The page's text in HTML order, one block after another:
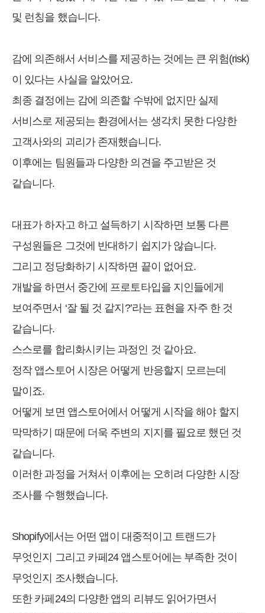
및 런칭을 했습니다.
감에 의존해서 서비스를 제공하는 것에는 큰 위험(risk)
이 있다는 사실을 알았어요.
최종 결정에는 감에 의존할 수밖에 없지만 실제
서비스로 제공되는 환경에서는 생각치 못한 다양한
고객사와의 괴리가 존재했습니다.
이후에는 팀원들과 다양한 의견을 주고받은 것
같습니다.
대표가 하자고 하고 설득하기 시작하면 보통 다른
구성원들은 그것에 반대하기 쉽지가 않습니다.
그리고 정당화하기 시작하면 끝이 없어요.
개발을 하면서 중간에 프로토타입을 지인들에게
보여주면서 ‘잘 될 것 같지?’라는 표현을 자주 한 것
같습니다.
스스로를 합리화시키는 과정인 것 같아요.
정작 앱스토어 시장은 어떻게 반응할지 모르는데
말이죠.
어떻게 보면 앱스토어에서 어떻게 시작을 해야 할지
막막하기 때문에 더욱 주변의 지지를 필요로 했던 것
같습니다.
이러한 과정을 거쳐서 이후에는 오히려 다양한 시장
조사를 수행했습니다.
Shopify에서는 어떤 앱이 대중적이고 트랜드가
무엇인지 그리고 카페24 앱스토어에는 부족한 것이
무엇인지 조사했습니다.
또한 카페24의 다양한 앱의 리뷰도 읽어가면서